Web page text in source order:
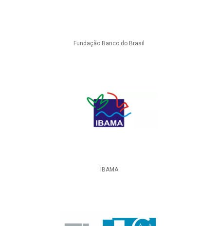
Fundação Banco do Brasil
IBAMA